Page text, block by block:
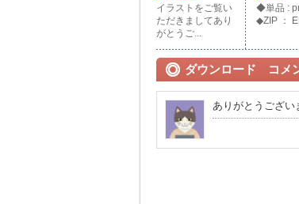
イラストをご覧い
ただきましてあり
がとうご...
◆単品 :
◆ZIP ：
ダウンロード コメ
ありがとうござい